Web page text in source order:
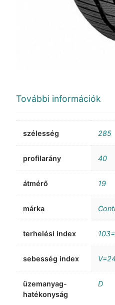
További információk
szélesség 285
profilarány 40
átmérő 19
márka
terhelési index
sebesség index
üzemanyag-
hatékonyság
D